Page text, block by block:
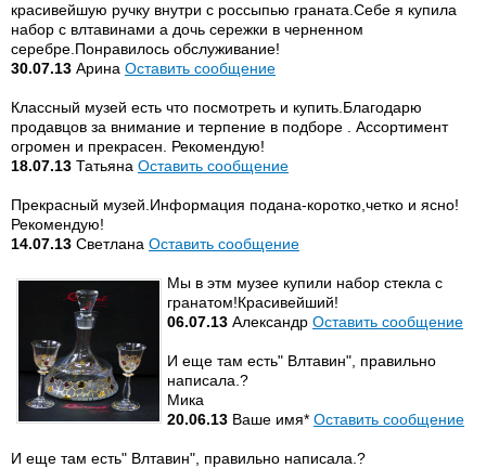
красивейшую ручку внутри с россыпью граната.Себе я купила
набор с влтавинами а дочь сережки в черненном
серебре.Понравилось обслуживание!
30.07.13 Арина Оставить сообщение
Классный музей есть что посмотреть и купить.Благодарю
продавцов за внимание и терпение в подборе . Ассортимент
огромен и прекрасен. Рекомендую!
18.07.13 Татьяна Оставить сообщение
Прекрасный музей.Информация подана-коротко,четко и ясно!
Рекомендую!
14.07.13 Cветлана Оставить сообщение
Мы в этм музее купили набор стекла с
гранатом!Красивейший!
06.07.13 Александр Оставить сообщение
И еще там есть" Влтавин", правильно
написала.?
Мика
20.06.13 Ваше имя* Оставить сообщение
И еще там есть" Влтавин", правильно написала.?